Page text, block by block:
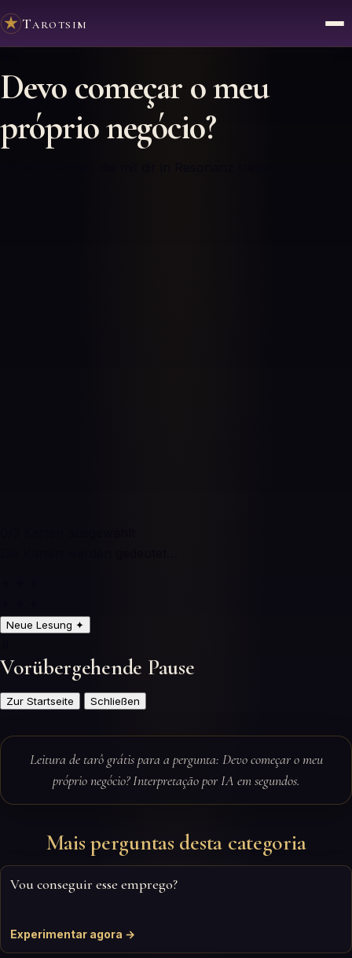
Tarotsim
Devo começar o meu
próprio negócio?
Neue Lesung ✦
Vorübergehende Pause
Zur Startseite Schließen
Leitura de tarô grátis para a pergunta: Devo começar o meu
próprio negócio? Interpretação por IA em segundos.
Mais perguntas desta categoria
Vou conseguir esse emprego?
Experimentar agora →